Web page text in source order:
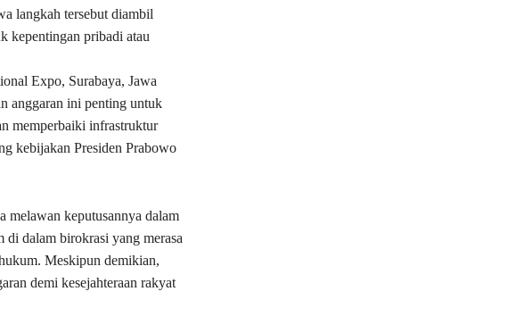
langkah tersebut diambil
kepentingan pribadi atau
Expo, Surabaya, Jawa
anggaran ini penting untuk
memperbaiki infrastruktur
kebijakan Presiden Prabowo
melawan keputusannya dalam
di dalam birokrasi yang merasa
Meskipun demikian,
demi kesejahteraan rakyat